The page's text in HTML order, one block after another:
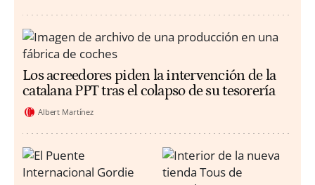
Los acreedores piden la intervención de la
catalana PPT tras el colapso de su tesorería
Albert Martínez